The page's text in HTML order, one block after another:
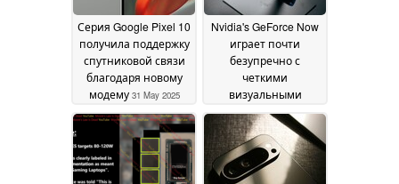
Серия Google Pixel 10
получила поддержку
спутниковой связи
благодаря новому
модему 31 May 2025
Nvidia's GeForce Now
играет почти
безупречно с
четкими
визуальными
эффектами на Steam
Deck29 May 2025